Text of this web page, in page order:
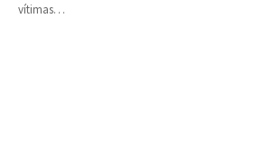
vítimas…